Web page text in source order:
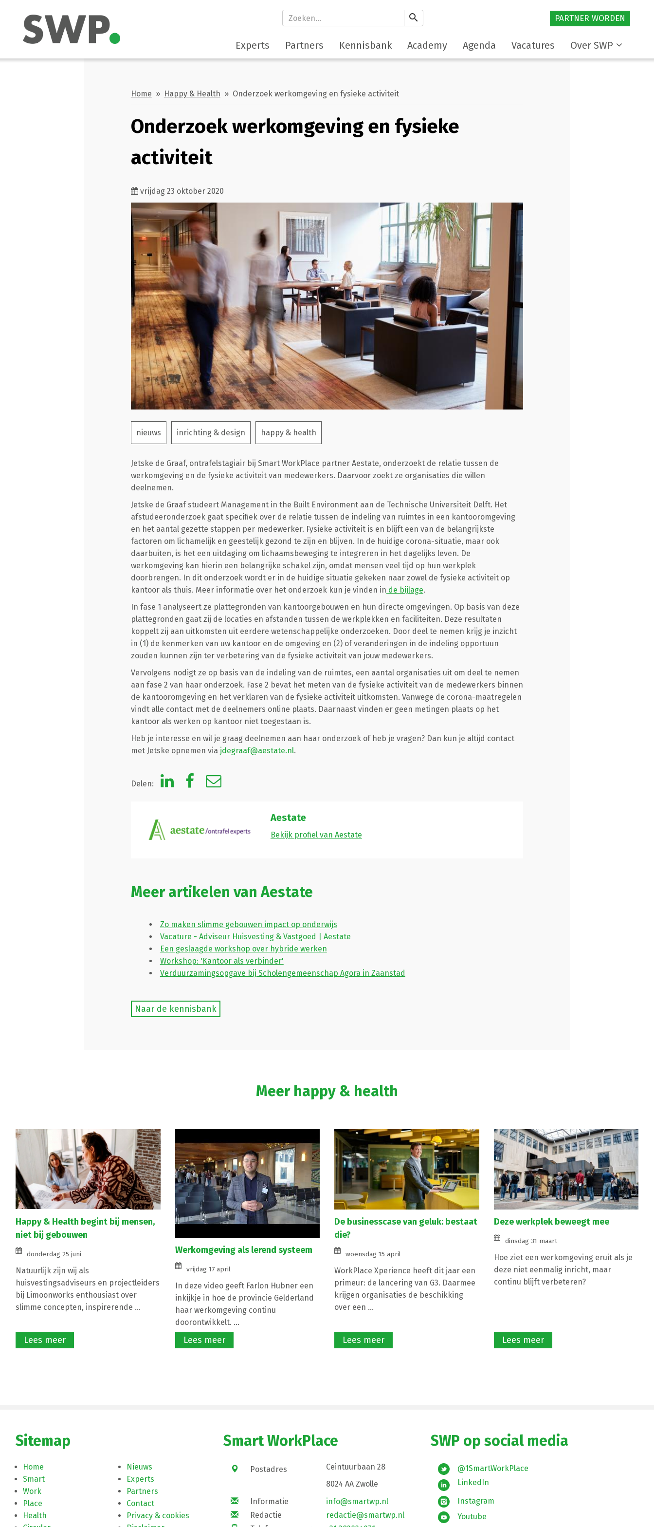
search PARTNER WORDEN
Experts Partners Kennisbank Academy Agenda Vacatures Over SWP
Home » Happy & Health » Onderzoek werkomgeving en fysieke activiteit
Onderzoek werkomgeving en fysieke
activiteit
vrijdag 23 oktober 2020
nieuws inrichting & design happy & health
Jetske de Graaf, ontrafelstagiair bij Smart WorkPlace partner Aestate, onderzoekt de relatie tussen de
werkomgeving en de fysieke activiteit van medewerkers. Daarvoor zoekt ze organisaties die willen
deelnemen.
Jetske de Graaf studeert Management in the Built Environment aan de Technische Universiteit Delft. Het
afstudeeronderzoek gaat specifiek over de relatie tussen de indeling van ruimtes in een kantooromgeving
en het aantal gezette stappen per medewerker. Fysieke activiteit is en blijft een van de belangrijkste
factoren om lichamelijk en geestelijk gezond te zijn en blijven. In de huidige corona-situatie, maar ook
daarbuiten, is het een uitdaging om lichaamsbeweging te integreren in het dagelijks leven. De
werkomgeving kan hierin een belangrijke schakel zijn, omdat mensen veel tijd op hun werkplek
doorbrengen. In dit onderzoek wordt er in de huidige situatie gekeken naar zowel de fysieke activiteit op
kantoor als thuis. Meer informatie over het onderzoek kun je vinden in de bijlage.
In fase 1 analyseert ze plattegronden van kantoorgebouwen en hun directe omgevingen. Op basis van deze
plattegronden gaat zij de locaties en afstanden tussen de werkplekken en faciliteiten. Deze resultaten
koppelt zij aan uitkomsten uit eerdere wetenschappelijke onderzoeken. Door deel te nemen krijg je inzicht
in (1) de kenmerken van uw kantoor en de omgeving en (2) of veranderingen in de indeling opportuun
zouden kunnen zijn ter verbetering van de fysieke activiteit van jouw medewerkers.
Vervolgens nodigt ze op basis van de indeling van de ruimtes, een aantal organisaties uit om deel te nemen
aan fase 2 van haar onderzoek. Fase 2 bevat het meten van de fysieke activiteit van de medewerkers binnen
de kantooromgeving en het verklaren van de fysieke activiteit uitkomsten. Vanwege de corona-maatregelen
vindt alle contact met de deelnemers online plaats. Daarnaast vinden er geen metingen plaats op het
kantoor als werken op kantoor niet toegestaan is.
Heb je interesse en wil je graag deelnemen aan haar onderzoek of heb je vragen? Dan kun je altijd contact
met Jetske opnemen via jdegraaf@aestate.nl.
Delen:
Aestate
Bekijk profiel van Aestate
Meer artikelen van Aestate
Zo maken slimme gebouwen impact op onderwijs
Vacature - Adviseur Huisvesting & Vastgoed | Aestate
Een geslaagde workshop over hybride werken
Workshop: 'Kantoor als verbinder'
Verduurzamingsopgave bij Scholengemeenschap Agora in Zaanstad
Naar de kennisbank
Meer happy & health
Happy & Health begint bij mensen,
niet bij gebouwen
donderdag 25 juni
Natuurlijk zijn wij als
huisvestingsadviseurs en projectleiders
bij Limoonworks enthousiast over
slimme concepten, inspirerende ...
Lees meer
Werkomgeving als lerend systeem
vrijdag 17 april
In deze video geeft Farlon Hubner een
inkijkje in hoe de provincie Gelderland
haar werkomgeving continu
doorontwikkelt. ...
Lees meer
De businesscase van geluk: bestaat
die?
woensdag 15 april
WorkPlace Xperience heeft dit jaar een
primeur: de lancering van G3. Daarmee
krijgen organisaties de beschikking
over een ...
Lees meer
Deze werkplek beweegt mee
dinsdag 31 maart
Hoe ziet een werkomgeving eruit als je
deze niet eenmalig inricht, maar
continu blijft verbeteren?
Lees meer
Sitemap
Home
Smart
Work
Place
Health
Nieuws
Experts
Partners
Contact
Privacy & cookies
Smart WorkPlace
Postadres
Ceintuurbaan 28
8024 AA Zwolle
Informatie
info@smartwp.nl
Redactie
redactie@smartwp.nl
SWP op social media
@1SmartWorkPlace
LinkedIn
Instagram
Youtube